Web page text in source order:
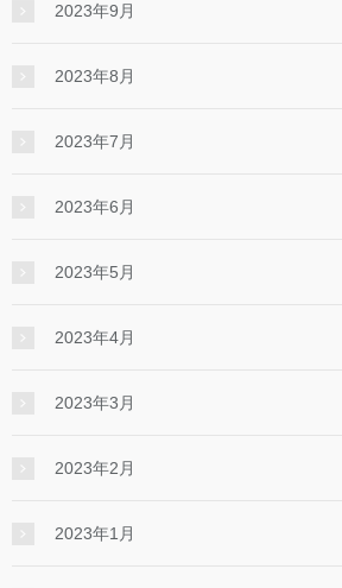
2023年9月
2023年8月
2023年7月
2023年6月
2023年5月
2023年4月
2023年3月
2023年2月
2023年1月